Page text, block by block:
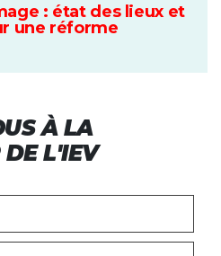
: état des lieux et
une réforme
À LA
DE L'IEV